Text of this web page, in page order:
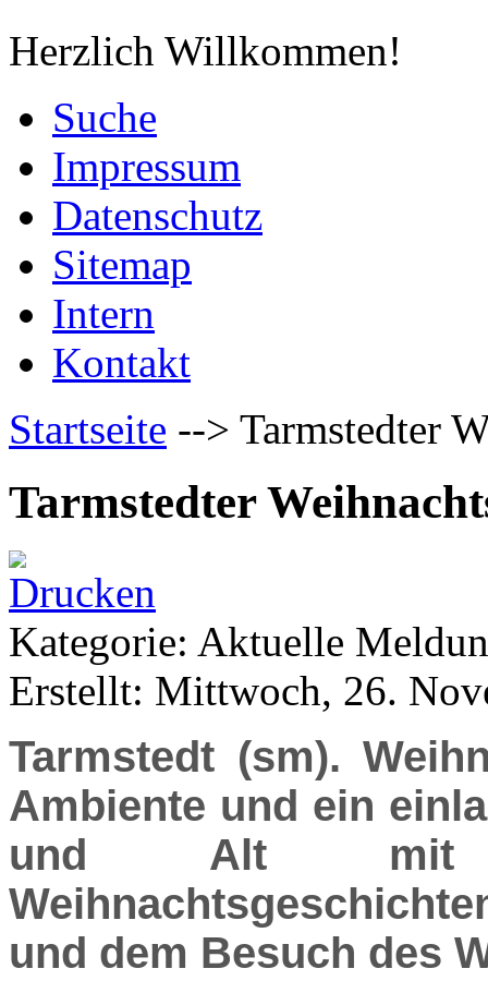
Herzlich Willkommen!
Suche
Impressum
Datenschutz
Sitemap
Intern
Kontakt
Startseite --> Tarmstedter
Tarmstedter
Kategorie: Aktuelle
Erstellt: Mittwoch, 26.
Tarmstedt (sm).
Ambiente und ein
und Alt mit
und dem Besuch des